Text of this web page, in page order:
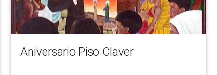
Aniversario Piso Claver